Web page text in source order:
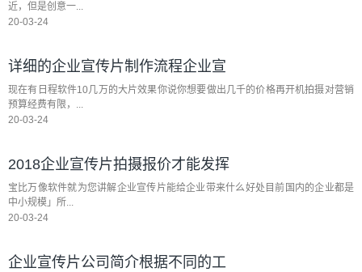
近，但是创意一...
20-03-24
详细的企业宣传片制作流程企业宣
现在有日程软件10几万的大片效果你说你想要做出几千的价格再开机拍摄对营销
预算经费有限，...
20-03-24
2018企业宣传片拍摄报价才能发挥
宝比万像软件就为您讲解企业宣传片能给企业带来什么好处目前国内的企业都是
中小规模」所...
20-03-24
企业宣传片公司简介根据不同的工